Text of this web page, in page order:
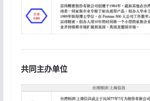
共同主办单位